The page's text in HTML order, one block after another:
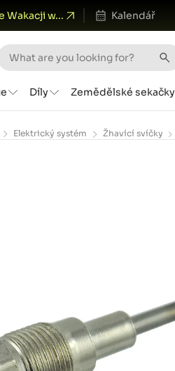
Wakacji w... Kalendář
Díly Zemědělské sekačky
Elektrický systém Žhavící svíčky